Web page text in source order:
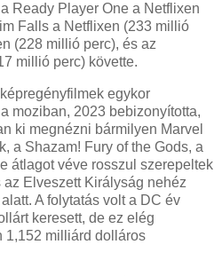
Ready Player One a Netflixen
Falls a Netflixen (233 millió
(228 millió perc), és az
millió perc) követte.
egykor
moziban, 2023 bebizonyította,
ki megnézni bármilyen Marvel
a Shazam! Fury of the Gods, a
átlagot véve rosszul szerepeltek
Elveszett Királyság nehéz
A folytatás volt a DC év
keresett, de ez elég
1,152 milliárd dolláros